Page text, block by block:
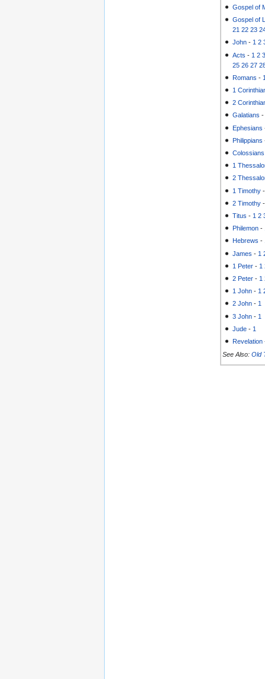
Gospel of
Gospel of
21 22 23
John - 1 2
Acts - 1 2
25 26 27
Romans -
1
2
Galatians
Ephesians
Philippians
Colossians
1
2
1 Timothy
2 Timothy
Titus - 1 2
Philemon -
Hebrews -
James - 1
1 Peter - 1
2 Peter - 1
1 John - 1
2 John -1
3 John - 1
Jude - 1
Revelation
See Also: Old